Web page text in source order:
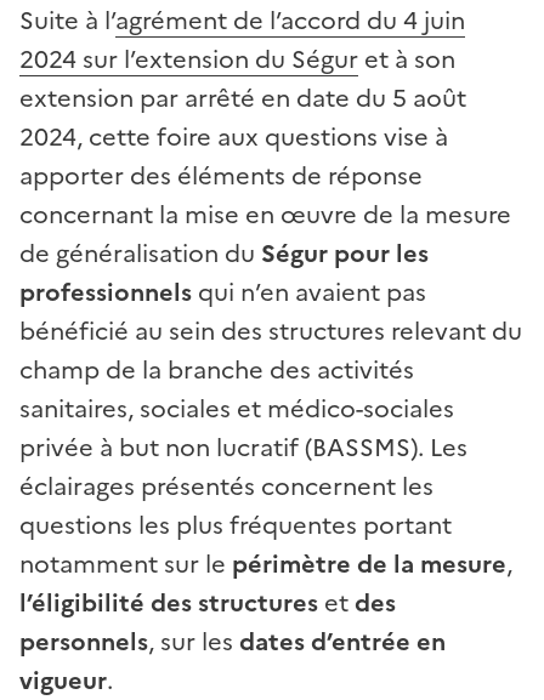
Suite à l’agrément de l’accord du 4 juin
2024 sur l’extension du Ségur et à son
extension par arrêté en date du 5 août
2024, cette foire aux questions vise à
apporter des éléments de réponse
concernant la mise en œuvre de la mesure
de généralisation du Ségur pour les
professionnels qui n’en avaient pas
bénéficié au sein des structures relevant du
champ de la branche des activités
sanitaires, sociales et médico-sociales
privée à but non lucratif (BASSMS). Les
éclairages présentés concernent les
questions les plus fréquentes portant
notamment sur le périmètre de la mesure,
l’éligibilité des structures et des
personnels, sur les dates d’entrée en
vigueur.